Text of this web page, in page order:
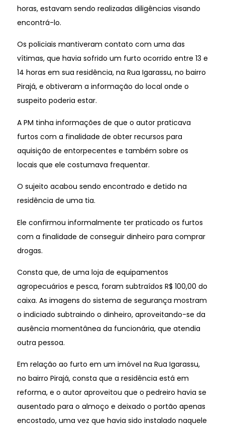
horas, estavam sendo realizadas diligências visando
encontrá-lo.
Os policiais mantiveram contato com uma das
vítimas, que havia sofrido um furto ocorrido entre 13 e
14 horas em sua residência, na Rua Igarassu, no bairro
Pirajá, e obtiveram a informação do local onde o
suspeito poderia estar.
A PM tinha informações de que o autor praticava
furtos com a finalidade de obter recursos para
aquisição de entorpecentes e também sobre os
locais que ele costumava frequentar.
O sujeito acabou sendo encontrado e detido na
residência de uma tia.
Ele confirmou informalmente ter praticado os furtos
com a finalidade de conseguir dinheiro para comprar
drogas.
Consta que, de uma loja de equipamentos
agropecuários e pesca, foram subtraídos R$ 100,00 do
caixa. As imagens do sistema de segurança mostram
o indiciado subtraindo o dinheiro, aproveitando-se da
ausência momentânea da funcionária, que atendia
outra pessoa.
Em relação ao furto em um imóvel na Rua Igarassu,
no bairro Pirajá, consta que a residência está em
reforma, e o autor aproveitou que o pedreiro havia se
ausentado para o almoço e deixado o portão apenas
encostado, uma vez que havia sido instalado naquele